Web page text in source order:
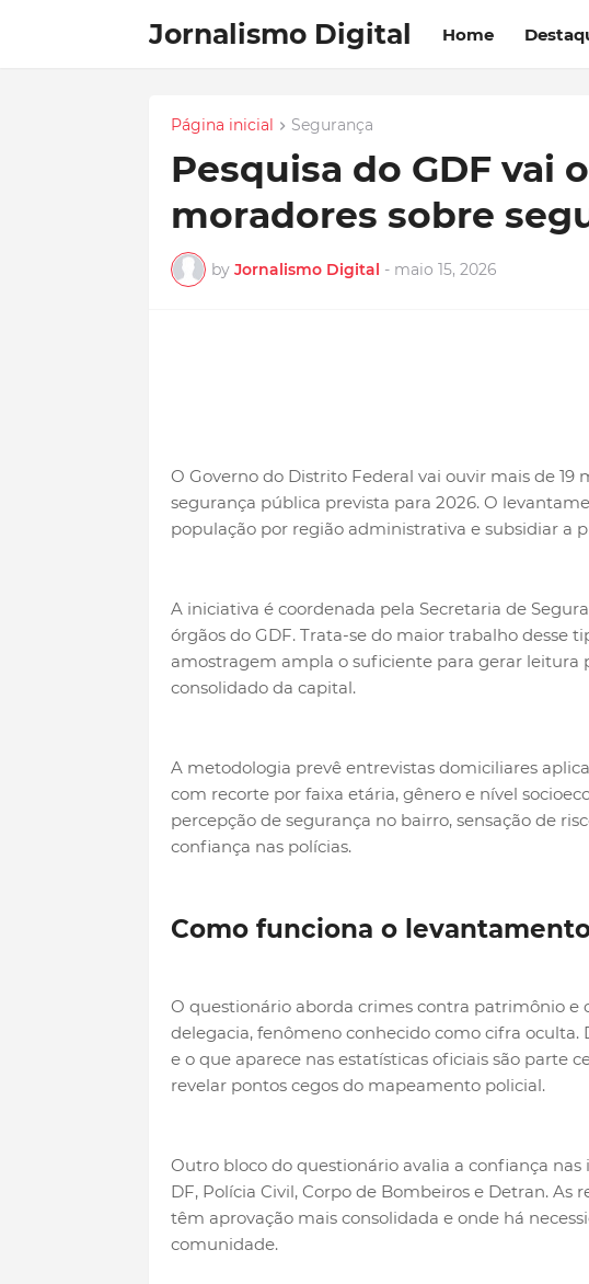
Jornalismo Digital Home
Página inicial Segurança
Pesquisa do GDF vai
moradores sobre
by Jornalismo Digital - maio 15, 2026
O Governo do Distrito Federal vai ouvir mais de 19
segurança pública prevista para 2026. O
população por região administrativa e subsidiar a
A iniciativa é coordenada pela Secretaria de
órgãos do GDF. Trata-se do maior trabalho desse
amostragem ampla o suficiente para gerar leitura
consolidado da capital.
A metodologia prevê entrevistas domiciliares
com recorte por faixa etária, gênero e nível
percepção de segurança no bairro, sensação de
confiança nas polícias.
Como funciona o
O questionário aborda crimes contra patrimônio e
delegacia, fenômeno conhecido como cifra
e o que aparece nas estatísticas oficiais são parte
revelar pontos cegos do mapeamento policial.
Outro bloco do questionário avalia a confiança
DF, Polícia Civil, Corpo de Bombeiros e Detran. As
têm aprovação mais consolidada e onde há
comunidade.